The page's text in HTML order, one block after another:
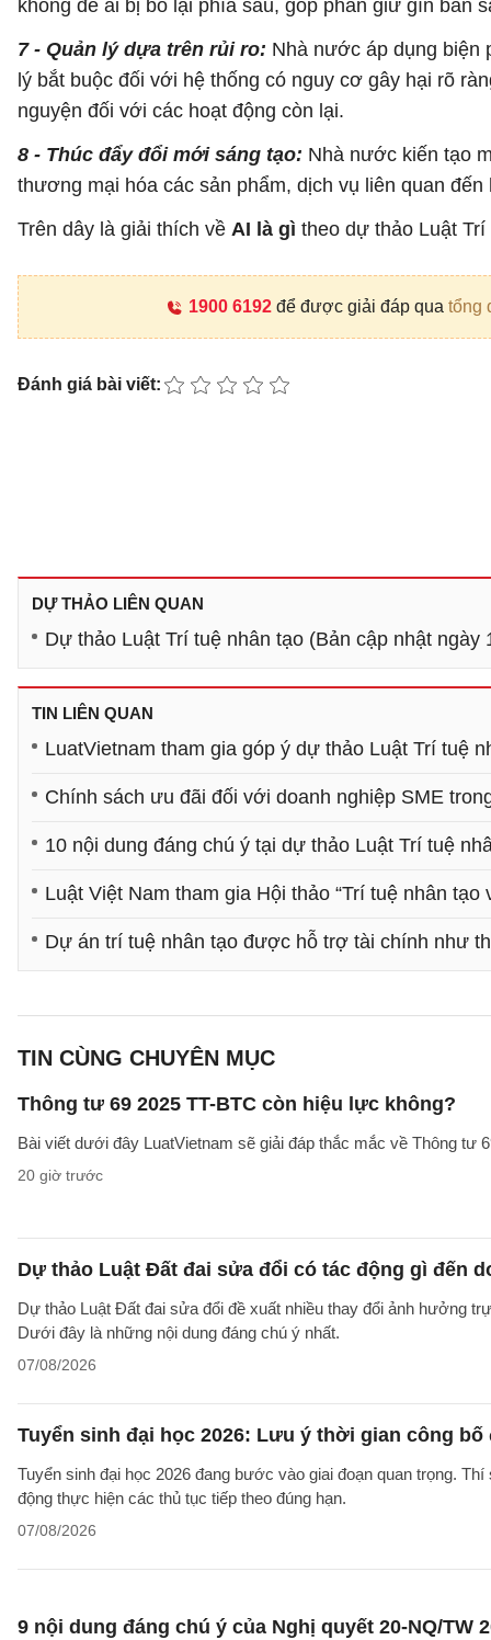
không để ai bị bỏ lại phía sau, góp phần giữ gìn bản
7 - Quản lý dựa trên rủi ro: Nhà nước áp dụng biện
lý bắt buộc đối với hệ thống có nguy cơ gây hại rõ
nguyện đối với các hoạt động còn lại.
8 - Thúc đẩy đổi mới sáng tạo: Nhà nước kiến tạo
thương mại hóa các sản phẩm, dịch vụ liên quan
Trên dây là giải thích về AI là gì theo dự thảo Luật Trí
1900 6192để được giải đáp qua tổng
Đánh giá bài viết:
DỰ THẢO LIÊN QUAN
Dự thảo Luật Trí tuệ nhân tạo (Bản cập nhật ngày
TIN LIÊN QUAN
LuatVietnam tham gia góp ý dự thảo Luật Trí tuệ
Chính sách ưu đãi đối với doanh nghiệp SME
10 nội dung đáng chú ý tại dự thảo Luật Trí tuệ
Luật Việt Nam tham gia Hội thảo “Trí tuệ nhân
Dự án trí tuệ nhân tạo được hỗ trợ tài chính như
TIN CÙNG CHUYÊN MỤC
Thông tư 69 2025 TT-BTC còn hiệu lực không?
Bài viết dưới đây LuatVietnam sẽ giải đáp thắc mắc về Thông tư
20 giờ trước
Dự thảo Luật Đất đai sửa đổi có tác động gì đến
Dự thảo Luật Đất đai sửa đổi đề xuất nhiều thay đổi ảnh hưởng
Dưới đây là những nội dung đáng chú ý nhất.
07/08/2026
Tuyển sinh đại học 2026: Lưu ý thời gian công
Tuyển sinh đại học 2026 đang bước vào giai đoạn quan trọng.
động thực hiện các thủ tục tiếp theo đúng hạn.
07/08/2026
9 nội dung đáng chú ý của Nghị quyết 20-NQ/TW